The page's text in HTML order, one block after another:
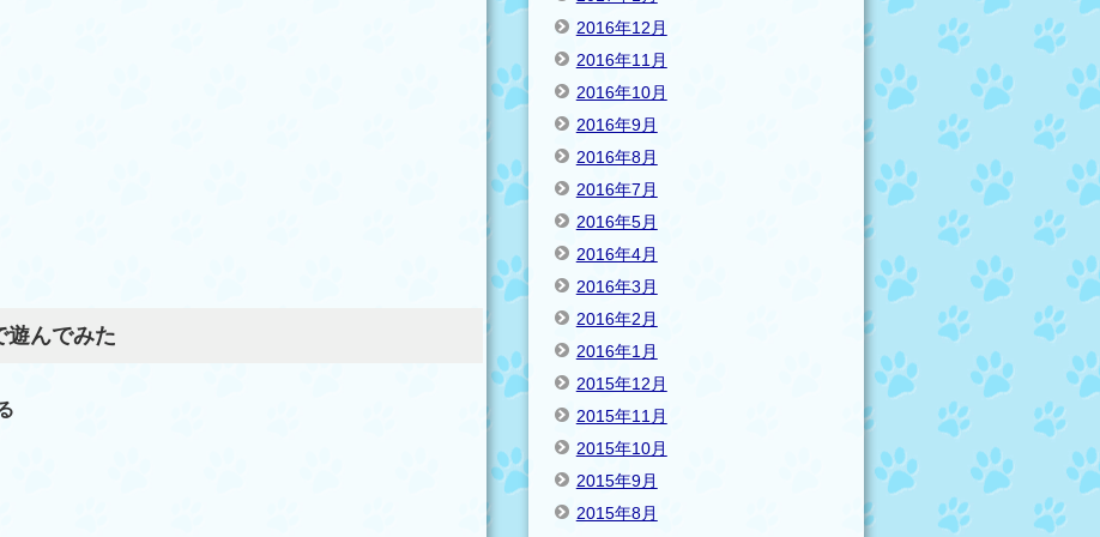
遊んでみた
2016年12月
2016年11月
2016年10月
2016年9月
2016年8月
2016年7月
2016年5月
2016年4月
2016年3月
2016年2月
2016年1月
2015年12月
2015年11月
2015年10月
2015年9月
2015年8月